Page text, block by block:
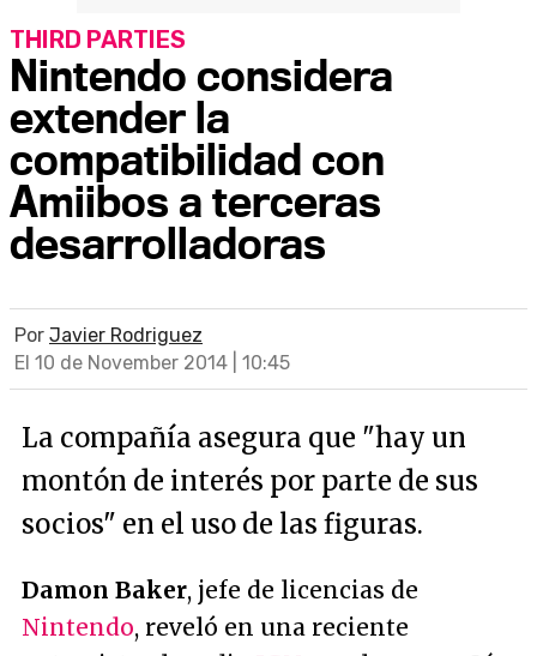
Nintendo considera
extender la
compatibilidad con
Amiibos a terceras
desarrolladoras
THIRD PARTIES
Por Javier Rodriguez
El 10 de November 2014 | 10:45
La compañía asegura que "hay un
montón de interés por parte de sus
socios" en el uso de las figuras.
Damon Baker, jefe de licencias de
Nintendo, reveló en una reciente